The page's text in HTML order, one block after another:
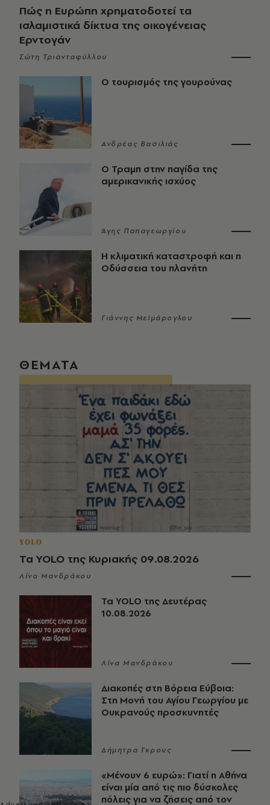
Πώς η Ευρώπη χρηματοδοτεί τα
ισλαμιστικά δίκτυα της οικογένειας
Ερντογάν
Σώτη Τριανταφύλλου
Ο τουρισμός της γουρούνας
Ανδρέας Βασιλιάς
Ο Τραμπ στην παγίδα της
αμερικανικής ισχύος
Άγης Παπαγεωργίου
Η κλιματική καταστροφή και η
Οδύσσεια του πλανήτη
Γιάννης Μεϊμάρογλου
ΘΕΜΑΤΑ
YOLO
Τα YOLO της Κυριακής 09.08.2026
Λίνα Μανδράκου
Τα YOLO της Δευτέρας
10.08.2026
Λίνα Μανδράκου
Διακοπές στη Βόρεια Εύβοια:
Στη Μονή του Αγίου Γεωργίου με
Ουκρανούς προσκυνητές
Δήμητρα Γκρους
«Μένουν 6 ευρώ»: Γιατί η Αθήνα
είναι μία από τις πιο δύσκολες
πόλεις για να ζήσεις από τον